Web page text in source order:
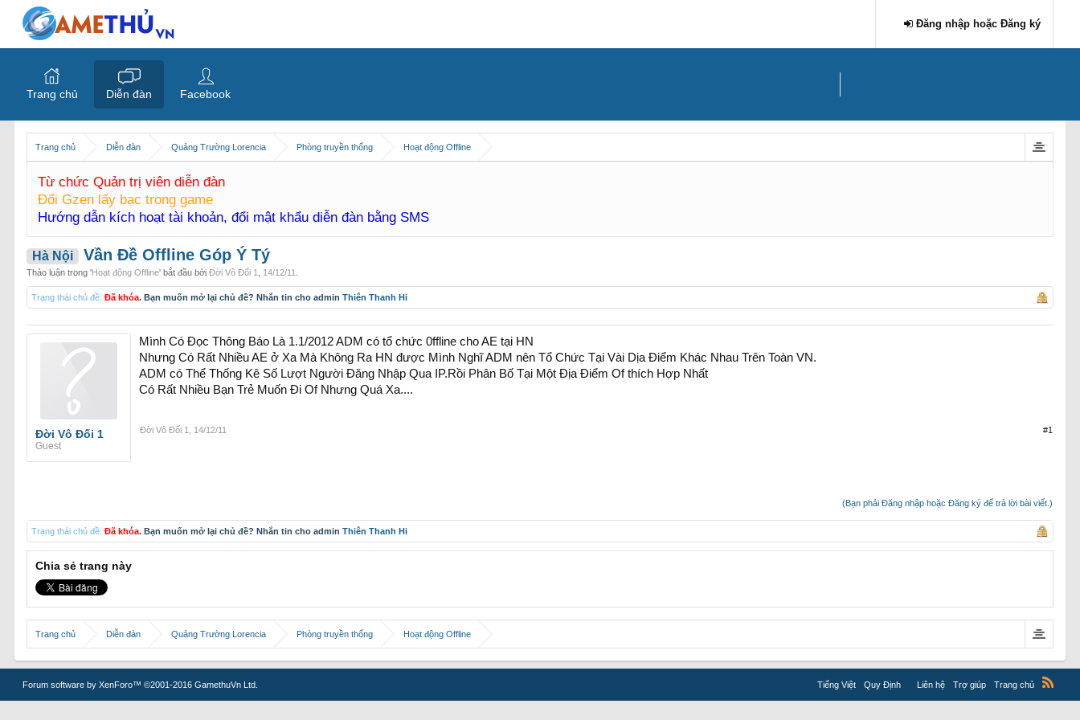
Trang chủ Diễn đàn Quảng Trường Lorencia Phòng truyền thống Hoạt động Offline
Từ chức Quản trị viên diễn đàn
Đổi Gzen lấy bạc trong game
Hướng dẫn kích hoạt tài khoản, đổi mật khẩu diễn đàn bằng SMS
Hà Nội Vần Đề Offline Góp Ý Tý
Thảo luận trong 'Hoạt động Offline' bắt đầu bởiĐời Vô Đối 1 14/12/11
Trạng thái chủ đề: Đã khóa. Bạn muốn mở lại chủ đề? Nhắn tin cho adminThiên Thanh Hi
Đời Vô Đối 1
Guest
Mình Có Đọc Thông Báo Là 1.1/2012 ADM có tổ chức 0ffline cho AE tại HN
Nhưng Có Rất Nhiều AE ở Xa Mà Không Ra HN được Mình Nghĩ ADM nên Tổ Chức Tại Vài Dịa Điểm Khác Nhau Trên Toàn VN.
ADM có Thể Thống Kê Số Lượt Người Đăng Nhập Qua IP.Rồi Phân Bố Tại Một Địa Điểm Of thích Hợp Nhất
Có Rất Nhiều Bạn Trẻ Muốn Đi Of Nhưng Quá Xa....
Đời Vô Đối 1 14/12/11 #1
(Bạn phải Đăng nhập hoặc Đăng ký để trả lời bài viết.)
Trạng thái chủ đề: Đã khóa. Bạn muốn mở lại chủ đề? Nhắn tin cho adminThiên Thanh Hi
Chia sẻ trang này
Trang chủ Diễn đàn Quảng Trường Lorencia Phòng truyền thống Hoạt động Offline
Đăng nhập hoặc Đăng ký
Trang chủ Diễn đàn Facebook
Forum software by XenForo™©2001-2016 GamethuVn Ltd. Tiếng Việt Quy Định Liên hệ Trợ giúp Trang chủ